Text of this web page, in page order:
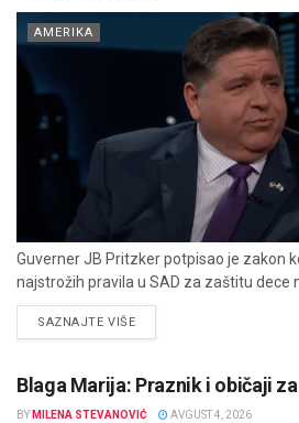
AMERIKA
Guverner JB Pritzker potpisao je zakon
najstrožih pravila u SAD za zaštitu dece
SAZNAJTE VIŠEDETAILS
Blaga Marija: Praznik i običaji
BY MILENA STEVANOVIĆ AVGUST 4, 2026